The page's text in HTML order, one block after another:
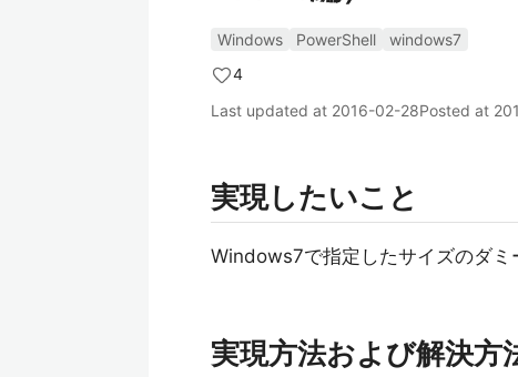
Windows PowerShell
windows7
4
Last updated at 2016-02-28Posted at
実現したいこと
Windows7で指定したサイズのダミ
実現方法および解決方